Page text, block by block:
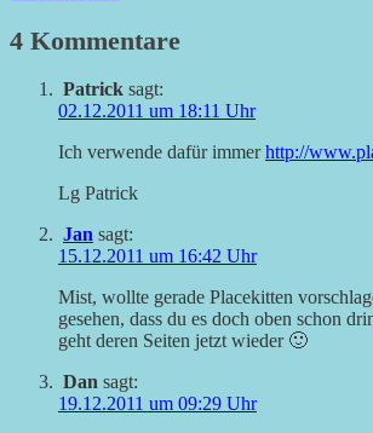
4 Kommentare
Patrick sagt:
02.12.2011 um 18:11 Uhr
Ich verwende dafür immerhttp://
Lg Patrick
Jan sagt:
15.12.2011 um 16:42 Uhr
Mist, wollte gerade Placekitten
gesehen, dass du es doch oben schon
geht deren Seiten jetzt wieder 🙂
Dan sagt:
19.12.2011 um 09:29 Uhr